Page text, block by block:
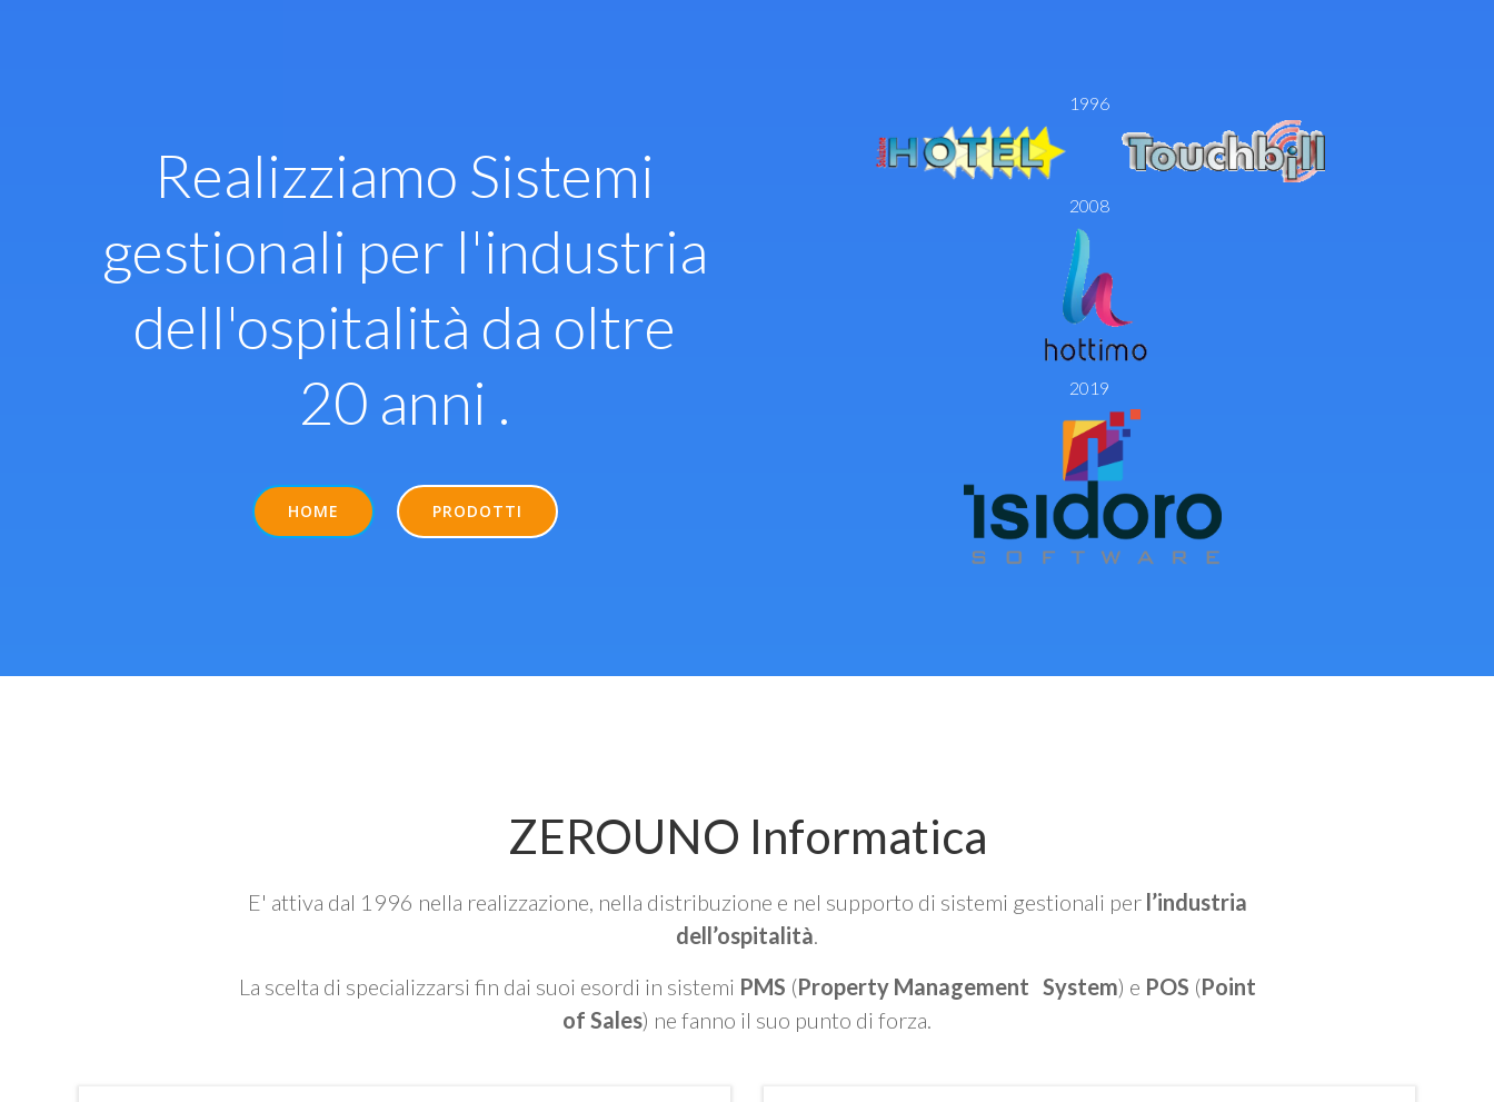
Realizziamo Sistemi
gestionali per l'industria
dell'ospitalità da oltre
20 anni .
HOME PRODOTTI
1996
2008
2019
ZEROUNO Informatica
E' attiva dal 1996 nella realizzazione, nella distribuzione e nel supporto di sistemi gestionali per l’industria
dell’ospitalità
La scelta di specializzarsi fin dai suoi esordi in sistemi PMS (Property Management System) e POS (Point
of Sales) ne fanno il suo punto di forza.